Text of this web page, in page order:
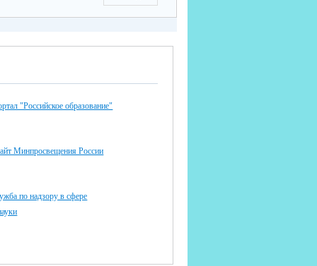
"Российское образование"
Минпросвещения России
по надзору в сфере